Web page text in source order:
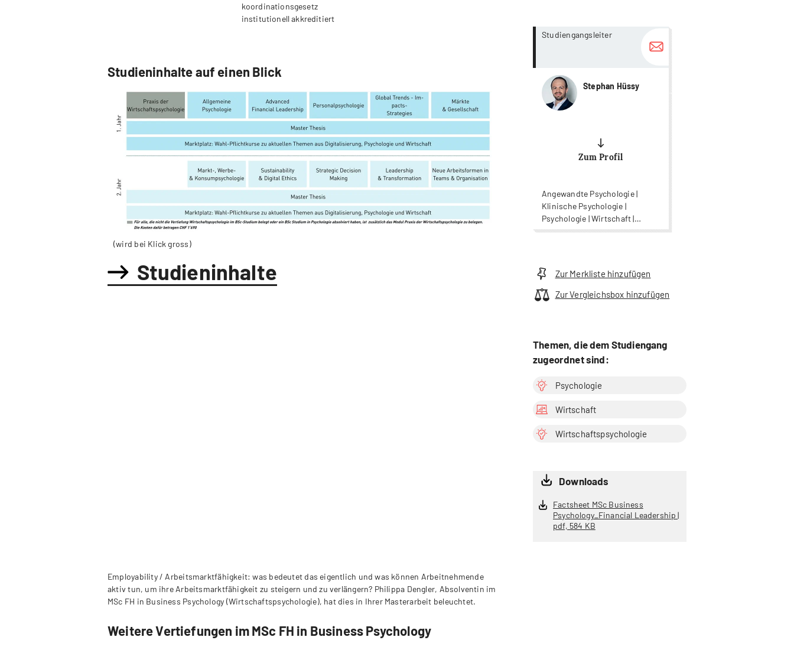
koordinationsgesetz
institutionell akkreditiert
Studieninhalte auf einen Blick
(wird bei Klick gross)
Studieninhalte
Employability / Arbeitsmarktfähigkeit: was bedeutet das eigentlich und was können Arbeitnehmende
aktiv tun, um ihre Arbeitsmarktfähigkeit zu steigern und zu verlängern? Philippa Dengler, Absolventin im
MSc FH in Business Psychology (Wirtschaftspsychologie), hat dies in Ihrer Masterarbeit beleuchtet.
Weitere Vertiefungen im MSc FH in Business Psychology
Studiengangsleiter
Stephan Hüssy
Zum Profil
Angewandte Psychologie |
Klinische Psychologie |
Psychologie | Wirtschaft |
Wirtschaftspsychologie
more...
more...
Zur Merkliste hinzufügen
Zur Vergleichsbox hinzufügen
Themen, die dem Studiengang
zugeordnet sind:
Psychologie
Wirtschaft
Wirtschaftspsychologie
Downloads
Factsheet MSc Business
Psychology_Financial Leadership |
pdf, 584 KB